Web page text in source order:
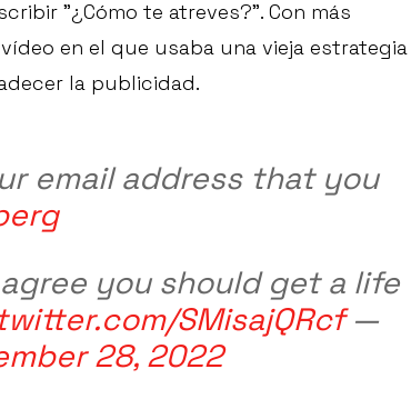
"¿Cómo te atreves?”. Con más
en el que usaba una vieja estrategia
la publicidad.
email address that you
you should get a life
SMisajQRcf—
28, 2022